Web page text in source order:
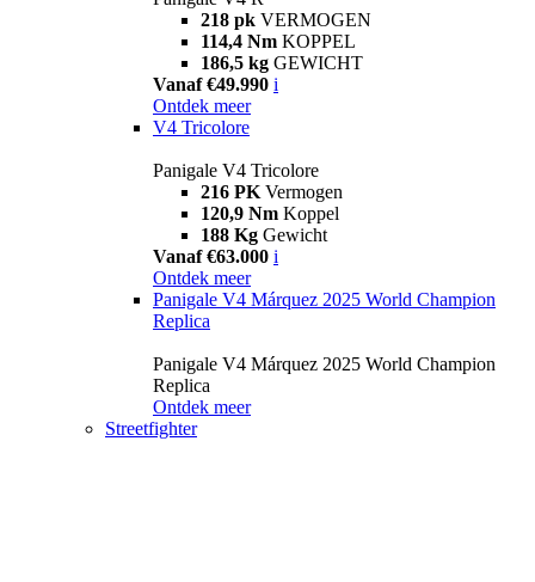
218 pk VERMOGEN
114,4 Nm KOPPEL
186,5 kg GEWICHT
Vanaf €49.990 i
Ontdek meer
V4 Tricolore
Panigale V4 Tricolore
216 PK Vermogen
120,9 Nm Koppel
188 Kg Gewicht
Vanaf €63.000 i
Ontdek meer
Panigale V4 Márquez 2025 World Champion
Replica
Panigale V4 Márquez 2025 World Champion
Replica
Ontdek meer
Streetfighter